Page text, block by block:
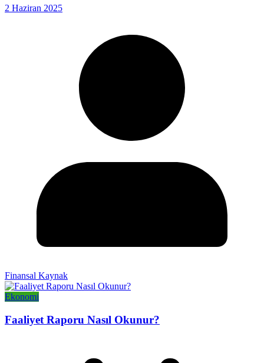
2 Haziran 2025
Finansal Kaynak
Ekonomi
Faaliyet Raporu Nasıl Okunur?